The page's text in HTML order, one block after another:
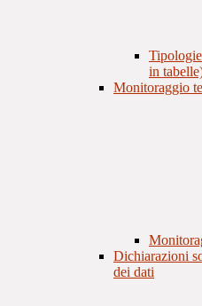
in
Monitoraggio
Dichiarazioni
dei dati